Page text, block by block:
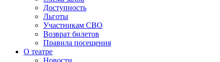
Доступность
Льготы
Участникам СВО
Возврат билетов
Правила посещения
О театре